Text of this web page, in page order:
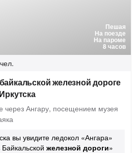
Пешая
На поезде
На пароме
8 часов
железной дороге
через Ангару, посещением музея
вы увидите ледокол «Ангара»
железной дороги»